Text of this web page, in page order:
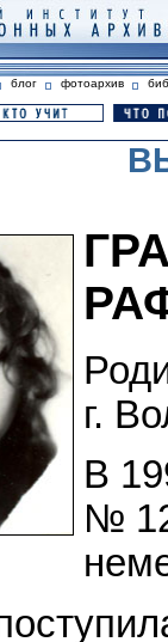
блог фотоархив
г.
В
№